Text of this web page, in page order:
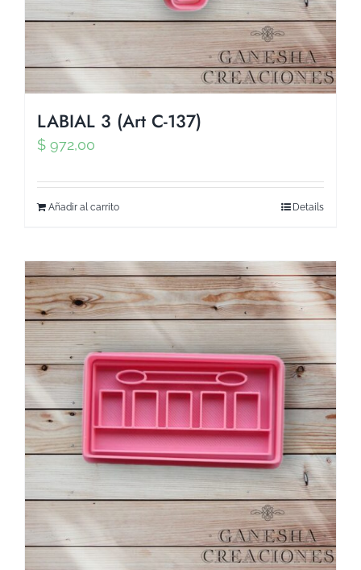
LABIAL 3 (Art C-137)
$ 972,00
Añadir al carrito Details